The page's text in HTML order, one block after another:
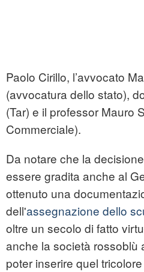
Paolo Cirillo, l’avvocato
(avvocatura dello stato),
(Tar) e il professor Mauro
Commerciale).
Da notare che la
essere gradita anche al
ottenuto una
dell'assegnazione dello
oltre un secolo di fatto
anche la società rossoblù
poter inserire quel